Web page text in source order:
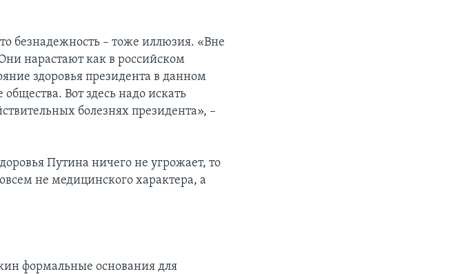
безнадежность – тоже иллюзия. «Вне
нарастают как в российском
здоровья президента в данном
Вот здесь надо искать
болезнях президента», –
Путина ничего не угрожает, то
не медицинского характера, а
формальные основания для